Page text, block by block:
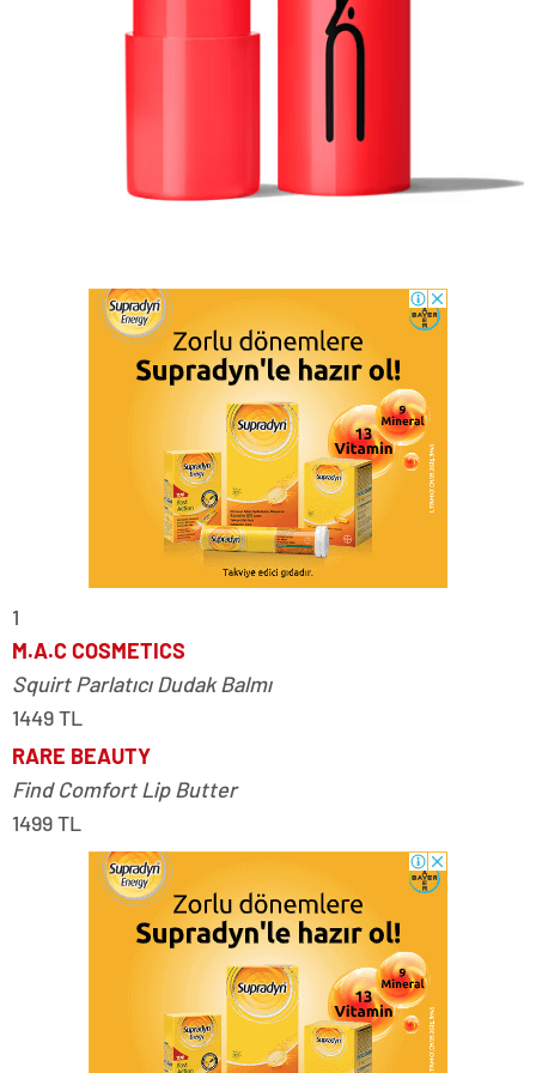
1
M.A.C COSMETICS
Squirt Parlatıcı Dudak Balmı
1449 TL
RARE BEAUTY
Find Comfort Lip Butter
1499 TL